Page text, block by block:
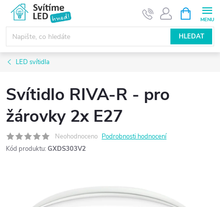
obsah
HLEDAT
NÁKUPNÍ
KOŠÍK
LED svítidla
Svítidlo RIVA-R - pro
žárovky 2x E27
Neohodnoceno Podrobnosti hodnocení
Kód produktu: GXDS303V2